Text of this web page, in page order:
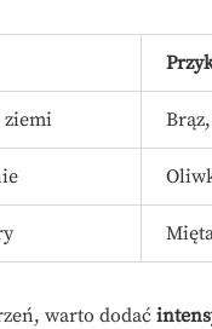
ziemi
warto dodać